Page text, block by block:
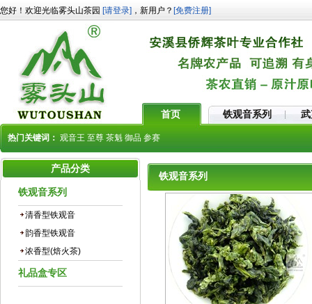
您好！欢迎光临雾头山茶园 [请登录] ，新用户？ [免费注册]
首页 铁观音系列
热门关键词： 观音王 至尊 茶魁 御品 参赛
产品分类
铁观音系列
清香型铁观音
韵香型铁观音
浓香型(焙火茶)
礼品盒专区
铁观音系列